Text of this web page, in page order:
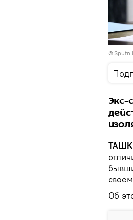
©
Экс-
Об